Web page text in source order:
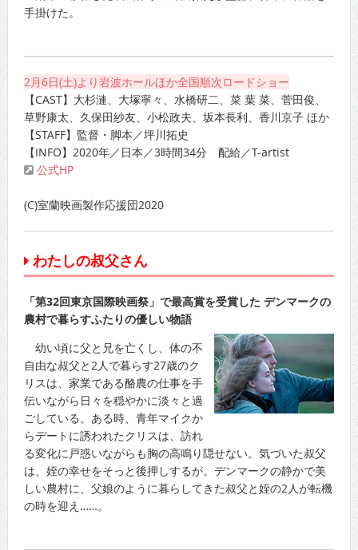
手掛けた。
2月6日(土)より岩波ホールほか全国順次ロードショー
【CAST】大杉漣、大塚寧々、水橋研二、菜 葉 菜、菅田俊、
草野康太、久保田紗友、小松政夫、坂本長利、香川京子 ほか
【STAFF】監督・脚本／坪川拓史
【INFO】2020年／日本／3時間34分 配給／T-artist
公式HP
(C)室蘭映画製作応援団2020
わたしの叔父さん
「第32回東京国際映画祭」で最高賞を受賞した デンマークの
農村で暮らすふたりの優しい物語
幼い頃に父と兄を亡くし、体の不
自由な叔父と2人で暮らす27歳のク
リスは、家業である酪農の仕事を手
伝いながら日々を穏やかに淡々と過
ごしている。ある時、青年マイクか
らデートに誘われたクリスは、訪れ
る変化に戸惑いながらも胸の高鳴り隠せない。気づいた叔父
は、姪の幸せをそっと後押しするが。デンマークの静かで美
しい農村に、父娘のように暮らしてきた叔父と姪の2人が転機
の時を迎え……。